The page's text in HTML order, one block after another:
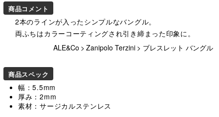
商品コメント
2本のラインが入ったシンプルなバングル。
両ふちはカラーコーティングされ引き締まった印象に。
ALE&Co > Zanipolo Terzini > ブレスレット バングル
商品スペック
幅：5.5mm
厚み：2mm
素材：サージカルステンレス